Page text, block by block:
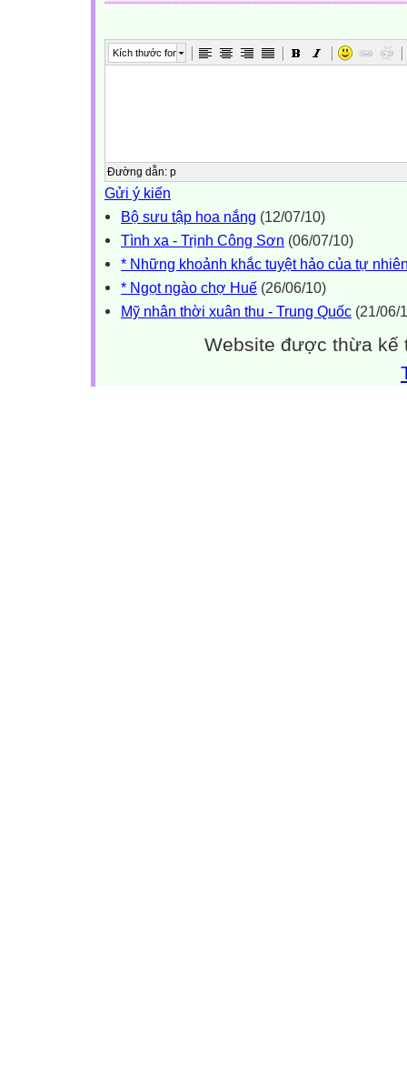
Kích thước font
Đường dẫn: p
Gửi ý kiến
Bộ sưu tập hoa nắng (12/07/10)
Tình xa - Trịnh Công Sơn (06/07/10)
* Những khoảnh khắc tuyệt hảo của tự
* Ngọt ngào chợ Huế (26/06/10)
Mỹ nhân thời xuân thu - Trung Quốc (21/06/
Website được thừa